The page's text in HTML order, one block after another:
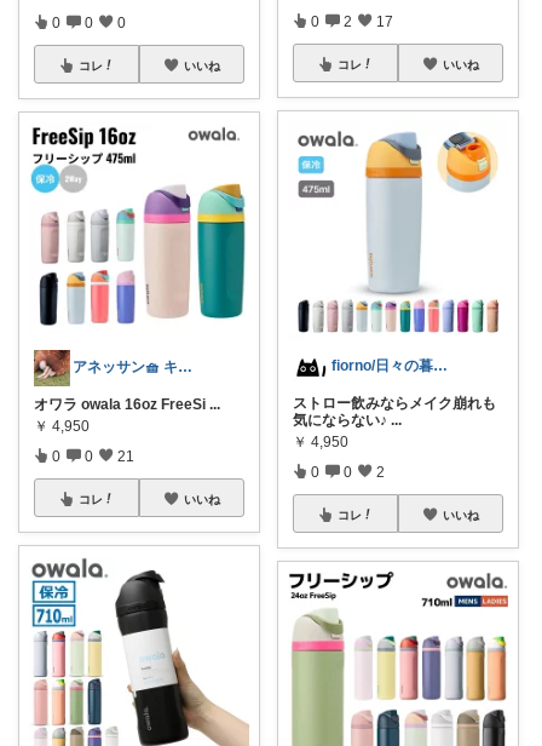
0 0 0
コレ いいね
アネッサン🧺 キッチンと暮らしの実用品
オワラ owala 16oz FreeSi ...
￥ 4,950
0 0 21
コレ いいね
0 2 17
コレ いいね
fiorno/日々の暮らしに
ストロー飲みならメイク崩れも
気にならない♪ ...
￥ 4,950
0 0 2
コレ いいね